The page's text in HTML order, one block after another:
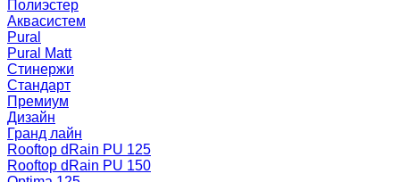
Полиэстер
Аквасистем
Pural
Pural Matt
Стинержи
Стандарт
Премиум
Дизайн
Гранд лайн
Rooftop dRain PU 125
Rooftop dRain PU 150